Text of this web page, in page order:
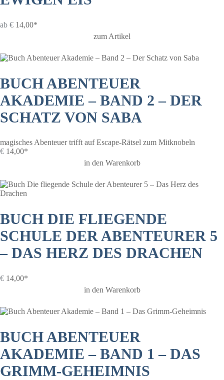
ab € 14,00*
zum Artikel
BUCH ABENTEUER
AKADEMIE – BAND 2 – DER
SCHATZ VON SABA
magisches Abenteuer trifft auf Escape-Rätsel zum Mitknobeln
€ 14,00*
in den Warenkorb
BUCH DIE FLIEGENDE
SCHULE DER ABENTEURER 5
– DAS HERZ DES DRACHEN
€ 14,00*
in den Warenkorb
BUCH ABENTEUER
AKADEMIE – BAND 1 – DAS
GRIMM-GEHEIMNIS